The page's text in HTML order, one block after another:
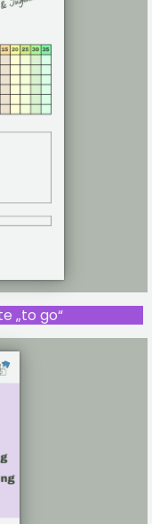
„to go“